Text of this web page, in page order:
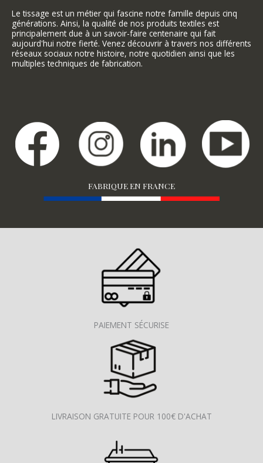
Le tissage est un métier qui fascine notre famille depuis cinq
générations. Ainsi, la qualité de nos produits textiles est
principalement due à un savoir-faire centenaire qui fait
aujourd'hui notre fierté. Venez découvrir à travers nos différents
réseaux sociaux notre histoire, notre quotidien ainsi que les
multiples techniques de fabrication.
FABRIQUE EN FRANCE
PAIEMENT SÉCURISE
LIVRAISON GRATUITE POUR 100€ D'ACHAT